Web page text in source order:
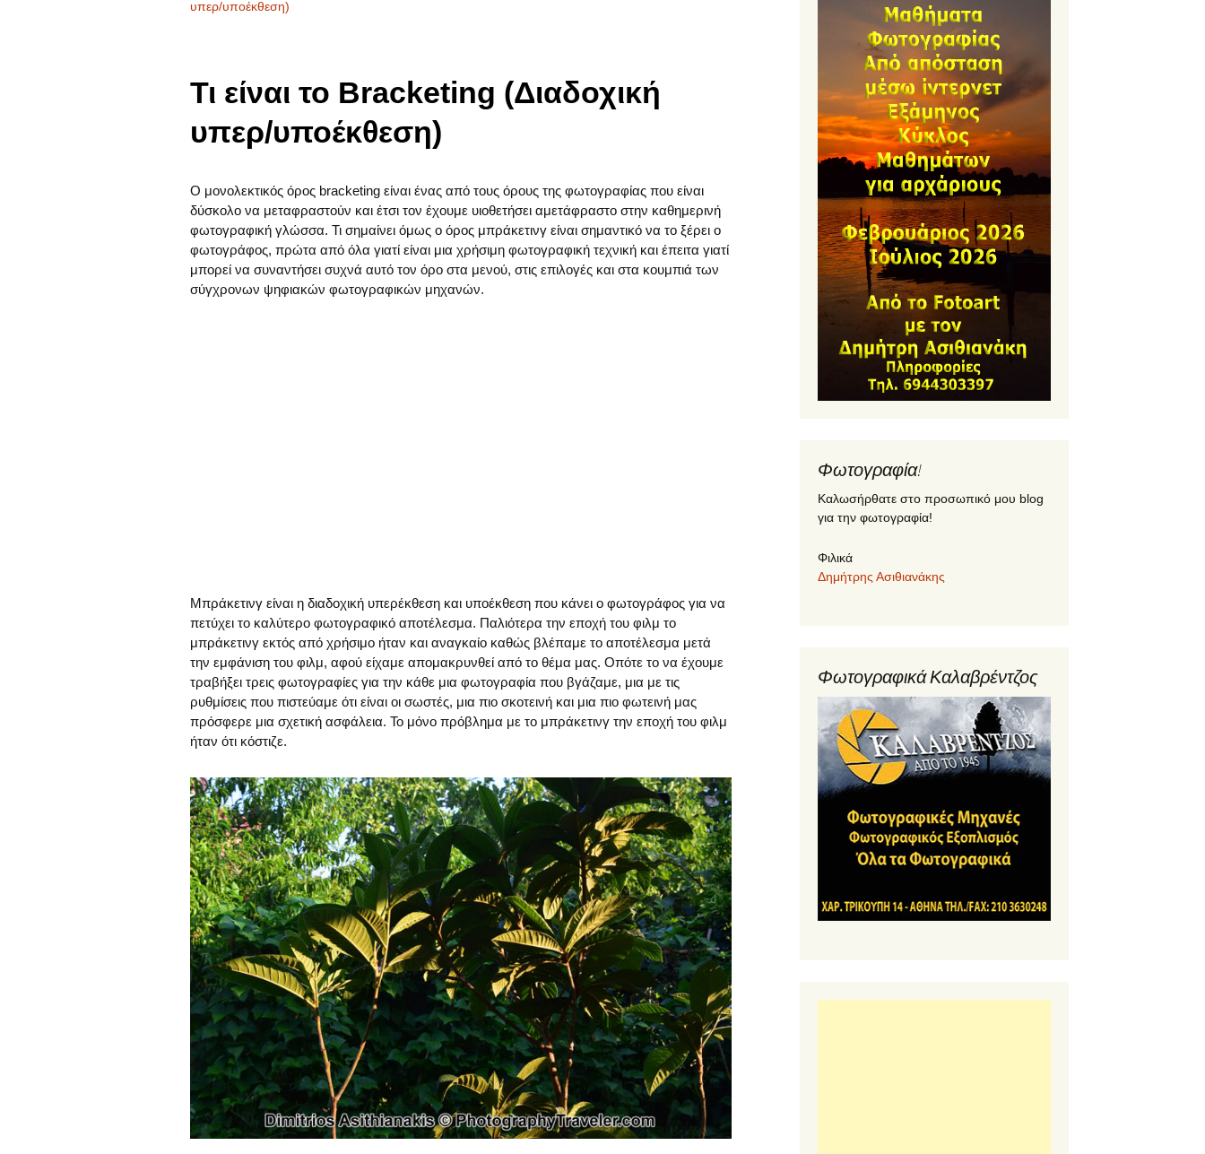
Φωτογραφικός
Εξοπλισμός
Φωτογραφικές μηχανές
υπερ/υποέκθεση)
Τι είναι το Bracketing (Διαδοχική
υπερ/υποέκθεση)
Ο μονολεκτικός όρος bracketing είναι ένας από τους όρους της φωτογραφίας που είναι
δύσκολο να μεταφραστούν και έτσι τον έχουμε υιοθετήσει αμετάφραστο στην καθημερινή
φωτογραφική γλώσσα. Τι σημαίνει όμως ο όρος μπράκετινγ είναι σημαντικό να το ξέρει ο
φωτογράφος, πρώτα από όλα γιατί είναι μια χρήσιμη φωτογραφική τεχνική και έπειτα γιατί
μπορεί να συναντήσει συχνά αυτό τον όρο στα μενού, στις επιλογές και στα κουμπιά των
σύγχρονων ψηφιακών φωτογραφικών μηχανών.
Μπράκετινγ είναι η διαδοχική υπερέκθεση και υποέκθεση που κάνει ο φωτογράφος για να
πετύχει το καλύτερο φωτογραφικό αποτέλεσμα. Παλιότερα την εποχή του φιλμ το
μπράκετινγ εκτός από χρήσιμο ήταν και αναγκαίο καθώς βλέπαμε το αποτέλεσμα μετά
την εμφάνιση του φιλμ, αφού είχαμε απομακρυνθεί από το θέμα μας. Οπότε το να έχουμε
τραβήξει τρεις φωτογραφίες για την κάθε μια φωτογραφία που βγάζαμε, μια με τις
ρυθμίσεις που πιστεύαμε ότι είναι οι σωστές, μια πιο σκοτεινή και μια πιο φωτεινή μας
πρόσφερε μια σχετική ασφάλεια. Το μόνο πρόβλημα με το μπράκετινγ την εποχή του φιλμ
ήταν ότι κόστιζε.
Φωτογραφία!
Καλωσήρθατε στο προσωπικό μου blog
για την φωτογραφία!
Φιλικά
Δημήτρης Ασιθιανάκης
Φωτογραφικά Καλαβρέντζος